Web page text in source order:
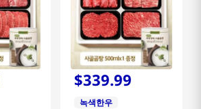
$339.99
녹색한우